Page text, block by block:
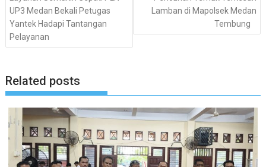
UP3 Medan Bekali Petugas
Yantek Hadapi Tantangan
Pelayanan
Lamban di Mapolsek Medan
Tembung
Related posts